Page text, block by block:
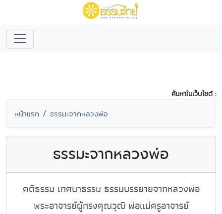
ค้นหาในเว็บไซต์ :
หน้าแรก ธรรมะจากหลวงพ่อ
ธรรมะจากหลวงพ่อ
คติธรรม เทศนาธรรม ธรรมบรรยายจากหลวงพ่อ
พระอาจารย์ผู้ทรงคุณวุฒิ พ่อแม่ครูอาจารย์